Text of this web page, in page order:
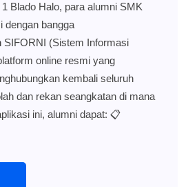
Blado Halo, para alumni SMK
dengan bangga
SIFORNI (Sistem Informasi
online resmi yang
kembali seluruh
dan rekan seangkatan di mana
ini, alumni dapat: 📋